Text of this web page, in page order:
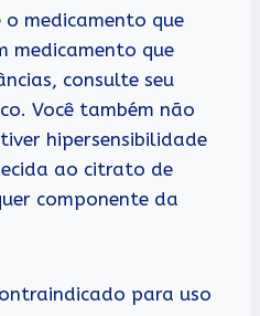
o medicamento que
medicamento que
consulte seu
Você também não
hipersensibilidade
ao citrato de
componente da
para uso